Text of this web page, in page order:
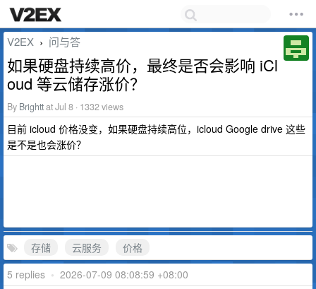
V2EX › 问与答
如果硬盘持续高价，最终是否会影响 iCl
oud 等云储存涨价？
By Brighttat Jul 8 · 1332 views
目前 icloud 价格没变，如果硬盘持续高位，icloud Google drive 这些
是不是也会涨价？
存储 云服务
价格
5 replies • 2026-07-09 08:08:59 +08:00